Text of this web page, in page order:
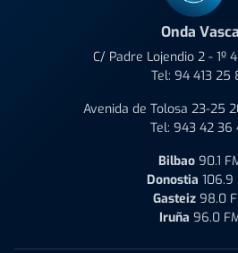
Onda Vasca
C/ Padre Lojendio 2 - 1º
Tel: 94 413 25
Avenida de Tolosa 23-25
Tel: 943 42 36
Bilbao 90.1
Donostia 106.9
Gasteiz 98.0
Iruña 96.0